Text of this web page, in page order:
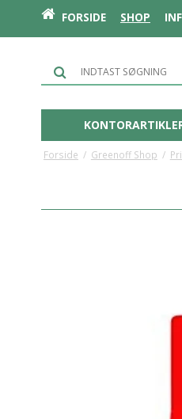
FORSIDE SHOP
Forside / Greenoff Shop /